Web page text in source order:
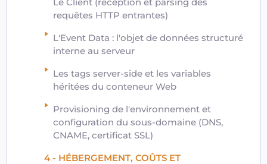
requêtes HTTP entrantes)
L'Event Data : l'objet de données structuré
interne au serveur
Les tags server-side et les variables
héritées du conteneur Web
Provisioning de l'environnement et
configuration du sous-domaine (DNS,
CNAME, certificat SSL)
4 - HÉBERGEMENT, COÛTS ET